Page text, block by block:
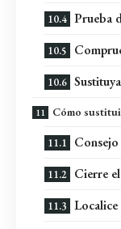
Prueba
Cómo
Consejo
Cierre